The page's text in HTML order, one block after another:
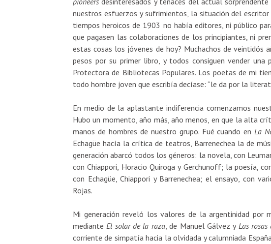
nuestros esfuerzos y sufrimientos, la situación del
tiempos heroicos de 1903 no había editores, ni público
que pagasen las colaboraciones de los principiantes, ni
estas cosas los jóvenes de hoy? Muchachos de veintidós
pesos por su primer libro, y todos consiguen vender una
Protectora de Bibliotecas Populares. Los poetas de mi
todo hombre joven que escribía decíase: “le da por la
En medio de la aplastante indiferencia comenzamos
Hubo un momento, año más, año menos, en que la alta
manos de hombres de nuestro grupo. Fué cuando enLa
Echagüe hacía la crítica de teatros, Barrenechea la de
generación abarcó todos los géneros: la novela, con
con Chiappori, Horacio Quiroga y Gerchunoff; la poesía,
con Echagüe, Chiappori y Barrenechea; el ensayo, con
Rojas.
Mi generación reveló los valores de la argentinidad por
medianteEl solar de la raza, de Manuel Gálvez y Las
corriente de simpatía hacia la olvidada y calumniada